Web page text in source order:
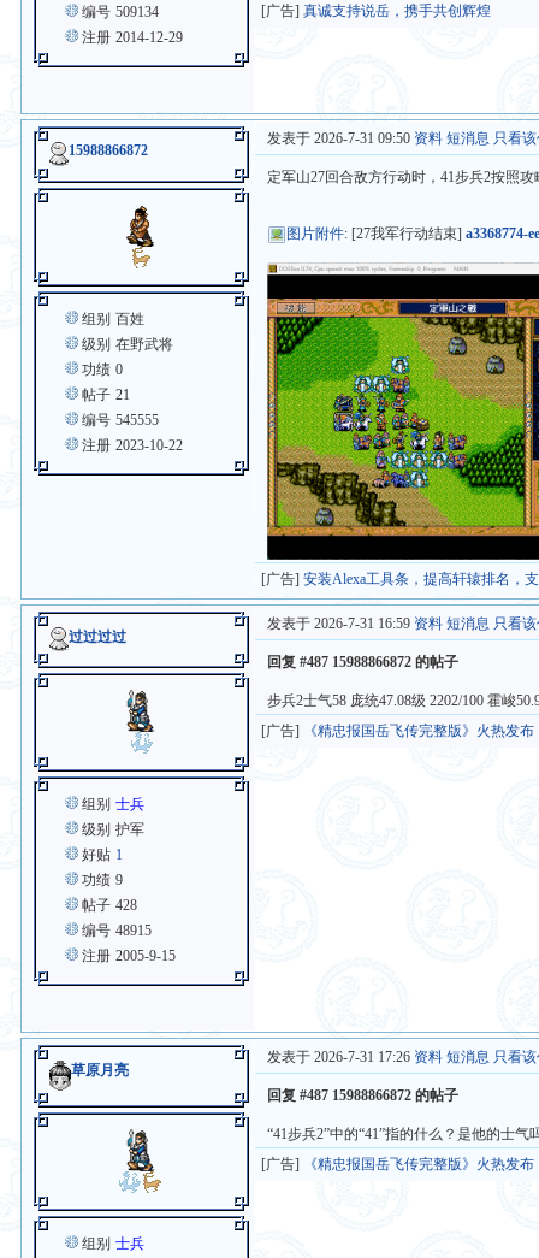
编号 509134
注册 2014-12-29
[广告]真诚支持说岳，携手共创辉煌
15988866872
组别 百姓
级别 在野武将
功绩 0
帖子 21
编号 545555
注册 2023-10-22
发表于 2026-7-31 09:50 资料 短消息 只看
定军山27回合敌方行动时，41步兵2按照
图片附件: [27我军行动结束]a3368774-
[广告]安装Alexa工具条，提高轩辕排名，
过过过过
组别 士兵
级别 护军
好贴 1
功绩 9
帖子 428
编号 48915
注册 2005-9-15
发表于 2026-7-31 16:59 资料 短消息 只看
回复 #487 15988866872 的帖子
步兵2士气58 庞统47.08级 2202/100 霍峻
[广告]
《精忠报国岳飞传完整版》火热发布
草原月亮
组别 士兵
发表于 2026-7-31 17:26 资料 短消息 只看
回复 #487 15988866872 的帖子
“41步兵2”中的“41”指的什么？是他的士
[广告]
《精忠报国岳飞传完整版》火热发布